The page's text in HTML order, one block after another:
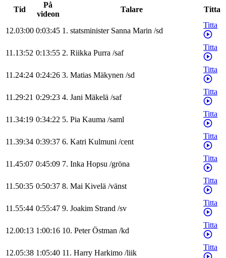
Tid
På
videon
Talare Titta
12.03:00 0:03:45 1. statsminister Sanna Marin /sd
Titta
11.13:52 0:13:55 2. Riikka Purra /saf
Titta
11.24:24 0:24:26 3. Matias Mäkynen /sd
Titta
11.29:21 0:29:23 4. Jani Mäkelä /saf
Titta
11.34:19 0:34:22 5. Pia Kauma /saml
Titta
11.39:34 0:39:37 6. Katri Kulmuni /cent
Titta
11.45:07 0:45:09 7. Inka Hopsu /gröna
Titta
11.50:35 0:50:37 8. Mai Kivelä /vänst
Titta
11.55:44 0:55:47 9. Joakim Strand /sv
Titta
12.00:13 1:00:16 10. Peter Östman /kd
Titta
12.05:38 1:05:40 11. Harry Harkimo /liik
Titta